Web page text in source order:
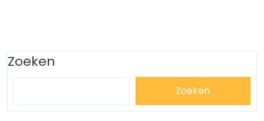
Zoeken
Zoeken